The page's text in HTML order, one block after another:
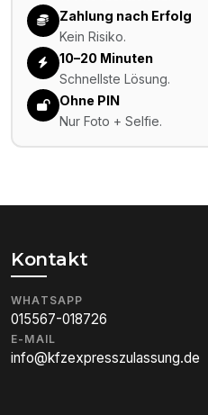
Zahlung nach Erfolg
Kein Risiko.
10–20 Minuten
Schnellste Lösung.
Ohne PIN
Nur Foto + Selfie.
Kontakt
WHATSAPP
015567-018726
E-MAIL
info@kfzexpresszulassung.de